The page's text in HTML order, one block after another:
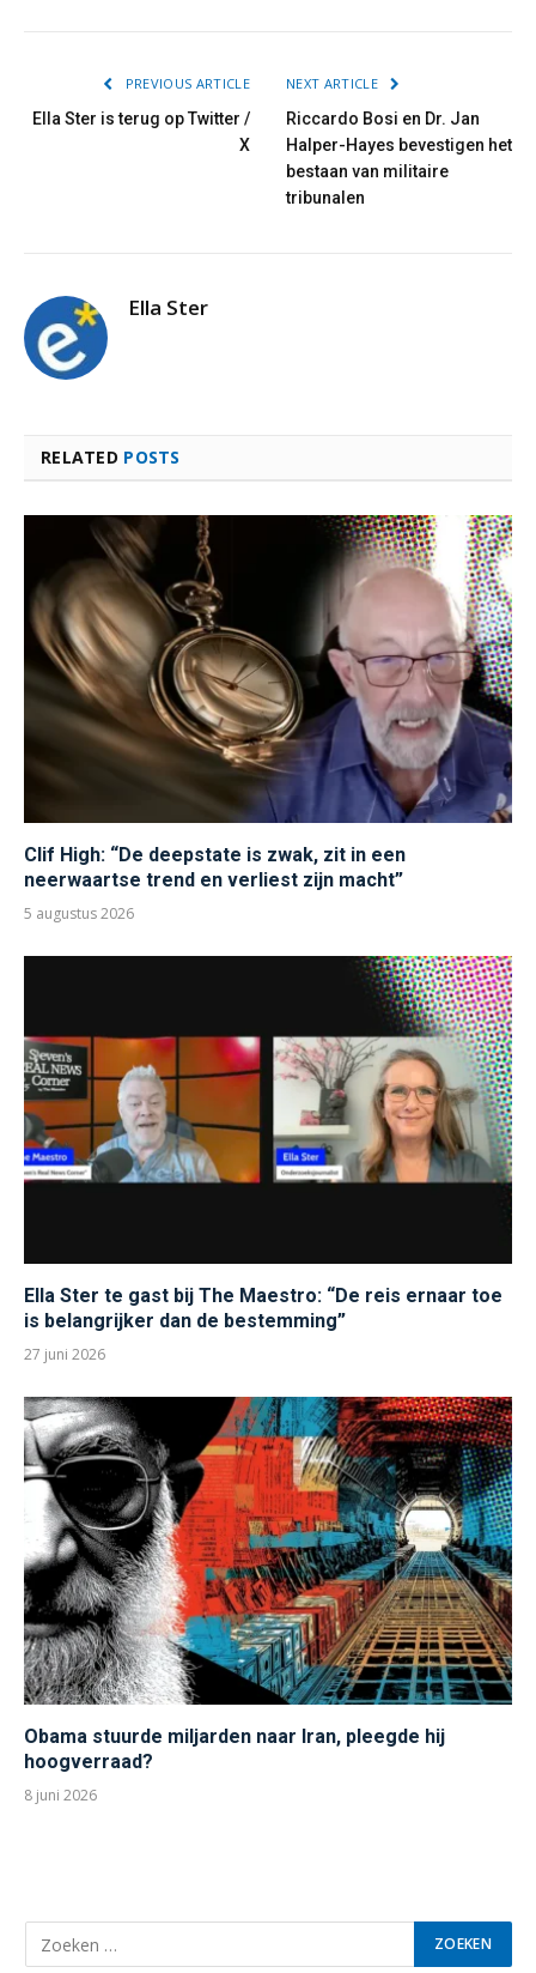
PREVIOUS ARTICLE
Ella Ster is terug op Twitter /
X
NEXT ARTICLE
Riccardo Bosi en Dr. Jan
Halper-Hayes bevestigen het
bestaan van militaire
tribunalen
Ella Ster
RELATED POSTS
Clif High: “De deepstate is zwak, zit in een
neerwaartse trend en verliest zijn macht”
5 augustus 2026
Ella Ster te gast bij The Maestro: “De reis ernaar toe
is belangrijker dan de bestemming”
27 juni 2026
Obama stuurde miljarden naar Iran, pleegde hij
hoogverraad?
8 juni 2026